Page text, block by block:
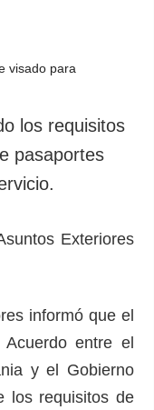
los requisitos
pasaportes
Exteriores
informó que el
entre el
y el Gobierno
los requisitos de